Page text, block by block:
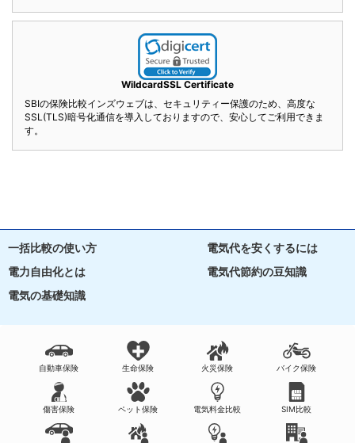
WildcardSSL Certificate
SBIの保険比較インズウェブは、セキュリティー保護のため、高度な
SSL(TLS)暗号化通信を導入しておりますので、安心してご利用できま
す。
一括比較の使い方
電気代を安くするには
電力自由化とは
電気代節約の豆知識
電気の基礎知識
自動車保険 生命保険 火災保険 バイク保険
傷害保険 ペット保険 電気料金比較 SIM比較